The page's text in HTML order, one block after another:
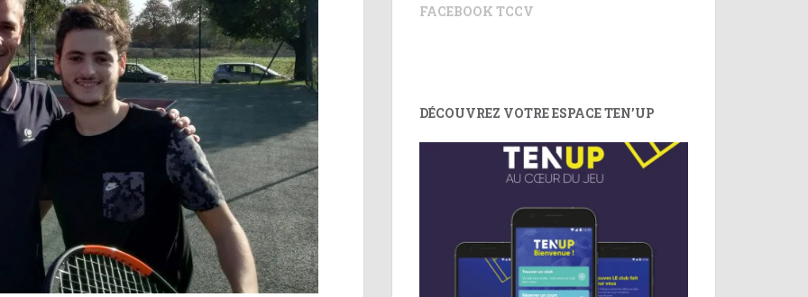
FACEBOOK TCCV
DÉCOUVREZ VOTRE ESPACE TEN’UP